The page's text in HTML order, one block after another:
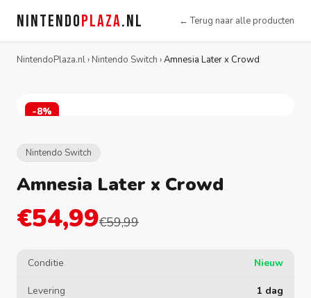
NINTENDOPLAZA.NL ← Terug naar alle producten
NintendoPlaza.nl› Nintendo Switch ›Amnesia Later x Crowd
-8%
Nintendo Switch
Amnesia Later x Crowd
€54,99€59,99
Conditie Nieuw
Levering 1 dag